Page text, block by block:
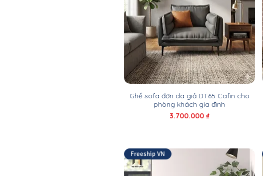
Ghế sofa đơn da giả DT65 Cafin cho
phòng khách gia đình
Giá
3.700.000 ₫
Freeship VN